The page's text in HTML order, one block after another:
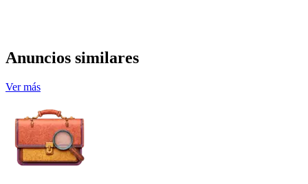
Anuncios similares
Ver más